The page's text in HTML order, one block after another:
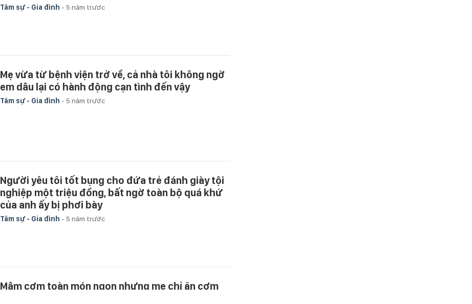
Tâm sự - Gia đình - 5 năm trước
Mẹ vừa từ bệnh viện trở về, cả nhà tôi không ngờ
em dâu lại có hành động cạn tình đến vậy
Tâm sự - Gia đình - 5 năm trước
Người yêu tôi tốt bụng cho đứa trẻ đánh giày tội
nghiệp một triệu đồng, bất ngờ toàn bộ quá khứ
của anh ấy bị phơi bày
Tâm sự - Gia đình - 5 năm trước
Mâm cơm toàn món ngon nhưng mẹ chỉ ăn cơm